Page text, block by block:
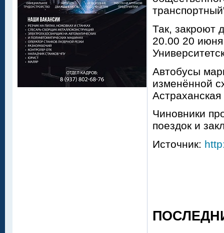
Так, закроют
20.00 20 июня
Автобусы
изменённой
Чиновники
поездок и
Источник: